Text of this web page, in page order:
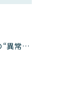
岐阜県多治見市の“異常な高温”が建物内部を破壊する──深層カビが急増する危険な温度差の正体